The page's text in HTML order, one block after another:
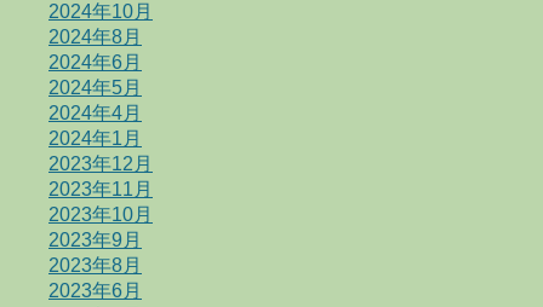
2024年10月
2024年8月
2024年6月
2024年5月
2024年4月
2024年1月
2023年12月
2023年11月
2023年10月
2023年9月
2023年8月
2023年6月